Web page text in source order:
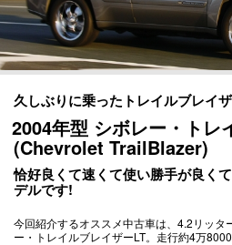
久しぶりに乗ったトレイルブレイ
2004年型 シボレー・トレ
(Chevrolet TrailBlazer)
恰好良くて速くて使い勝手が良く
デルです!
今回紹介するオススメ中古車は、4.2リッ
ー・トレイルブレイザーLT。走行約4万